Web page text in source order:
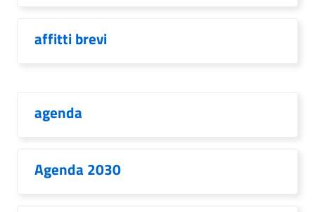
affitti brevi
agenda
Agenda 2030